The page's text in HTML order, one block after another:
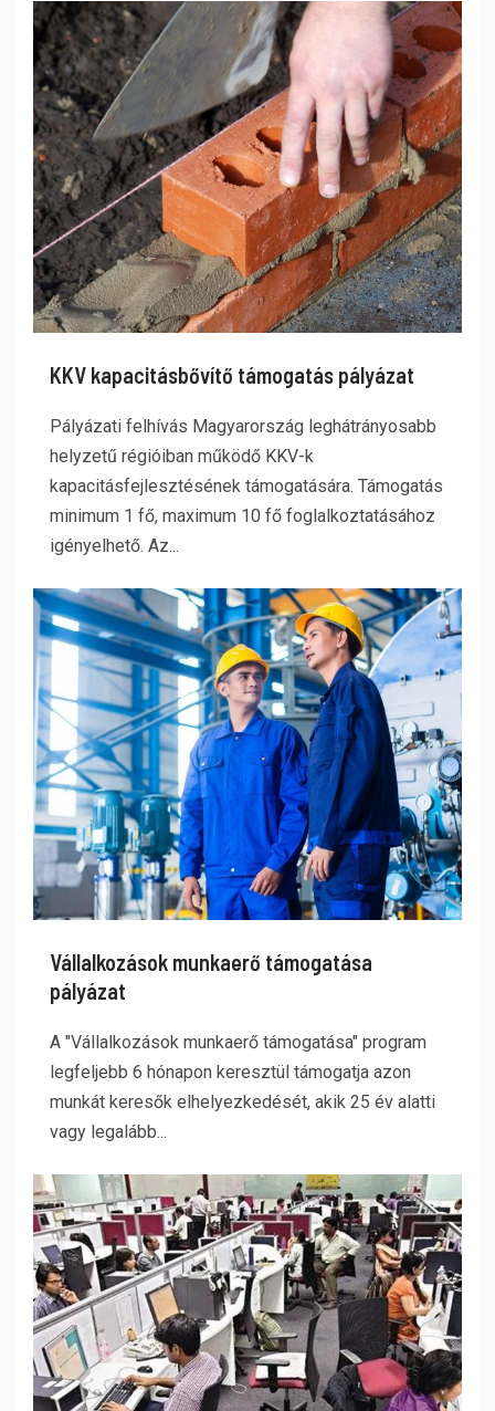
KKV kapacitásbővítő támogatás pályázat
Pályázati felhívás Magyarország leghátrányosabb
helyzetű régióiban működő KKV-k
kapacitásfejlesztésének támogatására. Támogatás
minimum 1 fő, maximum 10 fő foglalkoztatásához
igényelhető. Az...
Vállalkozások munkaerő támogatása
pályázat
A "Vállalkozások munkaerő támogatása" program
legfeljebb 6 hónapon keresztül támogatja azon
munkát keresők elhelyezkedését, akik 25 év alatti
vagy legalább...